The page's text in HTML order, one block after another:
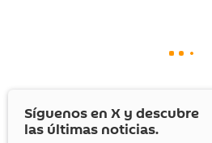
Síguenos en X y descubre
las últimas noticias.